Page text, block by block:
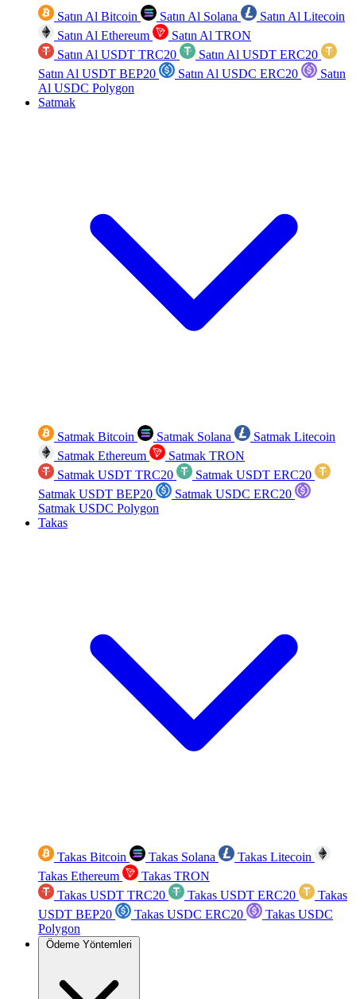
Satın Al Bitcoin Satın Al Solana
Satın Al Litecoin
Satın Al Ethereum
Satın Al TRON
Satın Al USDT TRC20
Satın Al USDT ERC20
Satın Al USDT BEP20
Satın Al USDC ERC20
Satın
Al USDC Polygon
Satmak
Satmak Bitcoin Satmak Solana
Satmak Litecoin
Satmak Ethereum
Satmak TRON
Satmak USDT TRC20
Satmak USDT ERC20
Satmak USDT BEP20
Satmak USDC ERC20
Satmak USDC Polygon
Takas
Takas Bitcoin Takas Solana
Takas Litecoin
Takas Ethereum
Takas TRON
Takas USDT TRC20
Takas USDT ERC20
Takas
USDT BEP20
Takas USDC ERC20
Takas USDC
Polygon
Ödeme Yöntemleri